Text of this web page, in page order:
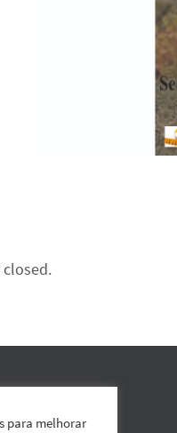
para melhorar